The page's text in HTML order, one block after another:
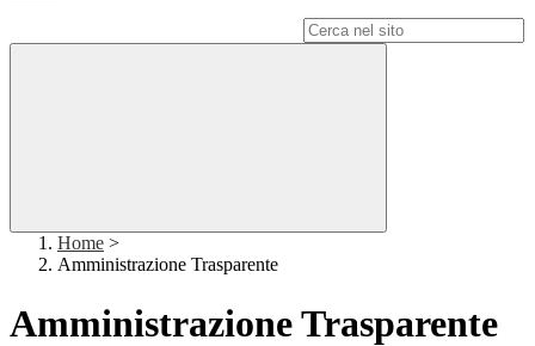
Home >
Amministrazione Trasparente
Amministrazione Trasparente